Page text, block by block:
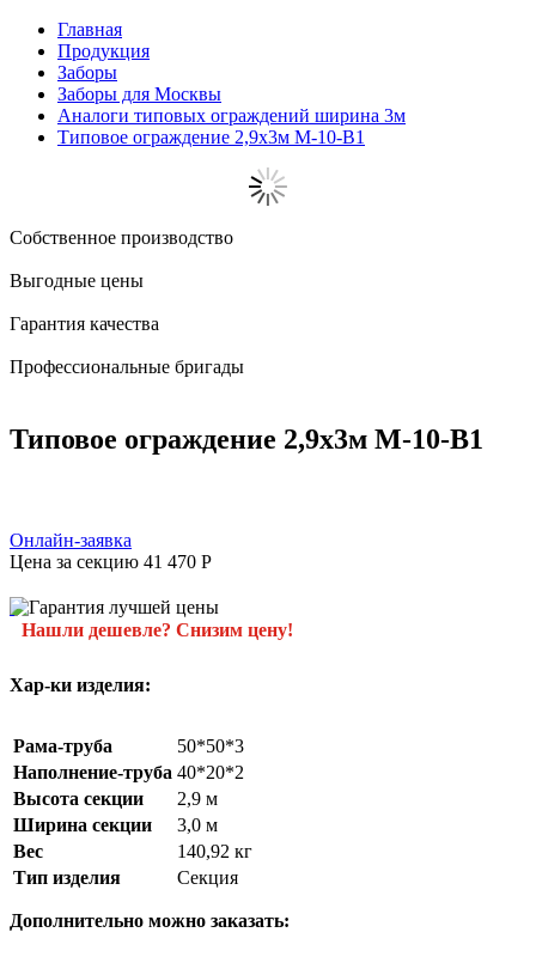
Главная
Продукция
Заборы
Заборы для Москвы
Аналоги типовых ограждений ширина 3м
Типовое ограждение 2,9x3м М-10-В1
Собственное производство
Выгодные цены
Гарантия качества
Профессиональные бригады
Типовое ограждение 2,9x3м М-10-В1
Онлайн-заявка
Цена за секцию 41 470 P
Нашли дешевле? Снизим цену!
Хар-ки изделия:
Рама-труба
50*50*3
Наполнение-труба 40*20*2
Высота секции
2,9 м
Ширина секции
3,0 м
Вес
140,92 кг
Тип изделия
Секция
Дополнительно можно заказать: